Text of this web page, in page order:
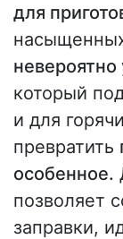
для
который
и для
превратить
особенное.
позволяет
заправки,